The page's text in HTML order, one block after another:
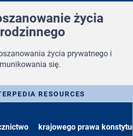
życia
życia prywatnego i
się.
RESOURCES
krajowego prawa